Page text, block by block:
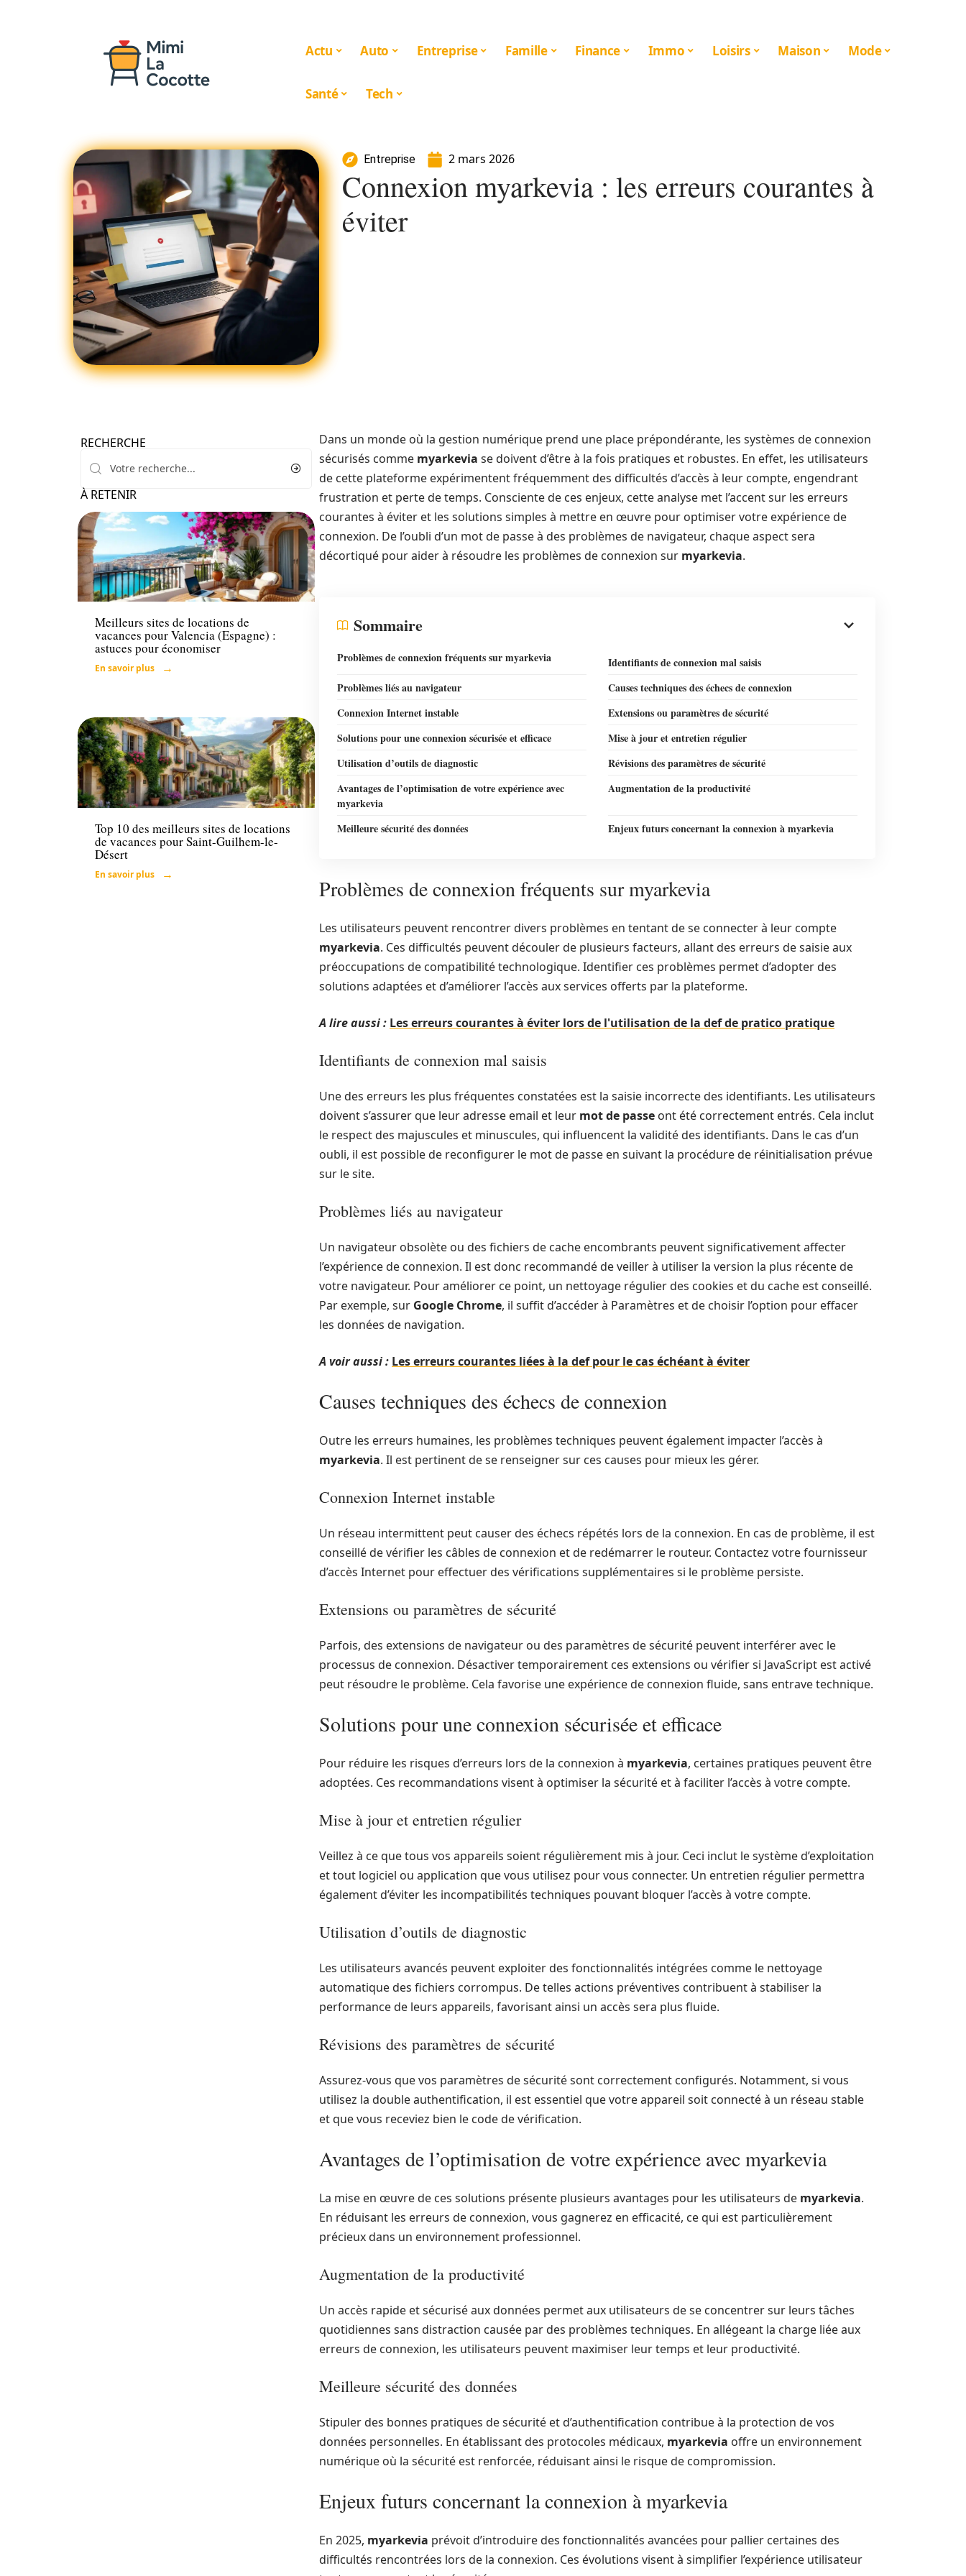
Actu Auto Entreprise Famille Finance Immo Loisirs Maison Mode
Santé Tech
Entreprise 2 mars 2026
Connexion myarkevia : les erreurs courantes à
éviter
RECHERCHE
À RETENIR
Loisirs
Meilleurs sites de locations de
vacances pour Valencia (Espagne) :
astuces pour économiser
En savoir plus
Loisirs
Top 10 des meilleurs sites de locations
de vacances pour Saint-Guilhem-le-
Désert
En savoir plus
Dans un monde où la gestion numérique prend une place prépondérante, les systèmes de connexion
sécurisés comme myarkevia se doivent d’être à la fois pratiques et robustes. En effet, les utilisateurs
de cette plateforme expérimentent fréquemment des difficultés d’accès à leur compte, engendrant
frustration et perte de temps. Consciente de ces enjeux, cette analyse met l’accent sur les erreurs
courantes à éviter et les solutions simples à mettre en œuvre pour optimiser votre expérience de
connexion. De l’oubli d’un mot de passe à des problèmes de navigateur, chaque aspect sera
décortiqué pour aider à résoudre les problèmes de connexion sur myarkevia.
Sommaire
Problèmes de connexion fréquents sur myarkevia
Identifiants de connexion mal saisis
Problèmes liés au navigateur
Causes techniques des échecs de connexion
Connexion Internet instable
Extensions ou paramètres de sécurité
Solutions pour une connexion sécurisée et efficace
Mise à jour et entretien régulier
Utilisation d’outils de diagnostic
Révisions des paramètres de sécurité
Avantages de l’optimisation de votre expérience avec
myarkevia
Augmentation de la productivité
Meilleure sécurité des données Enjeux futurs concernant la connexion à myarkevia
Problèmes de connexion fréquents sur myarkevia
Les utilisateurs peuvent rencontrer divers problèmes en tentant de se connecter à leur compte
myarkevia. Ces difficultés peuvent découler de plusieurs facteurs, allant des erreurs de saisie aux
préoccupations de compatibilité technologique. Identifier ces problèmes permet d’adopter des
solutions adaptées et d’améliorer l’accès aux services offerts par la plateforme.
A lire aussi : Les erreurs courantes à éviter lors de l'utilisation de la def de pratico pratique
Identifiants de connexion mal saisis
Une des erreurs les plus fréquentes constatées est la saisie incorrecte des identifiants. Les utilisateurs
doivent s’assurer que leur adresse email et leur mot de passe ont été correctement entrés. Cela inclut
le respect des majuscules et minuscules, qui influencent la validité des identifiants. Dans le cas d’un
oubli, il est possible de reconfigurer le mot de passe en suivant la procédure de réinitialisation prévue
sur le site.
Problèmes liés au navigateur
Un navigateur obsolète ou des fichiers de cache encombrants peuvent significativement affecter
l’expérience de connexion. Il est donc recommandé de veiller à utiliser la version la plus récente de
votre navigateur. Pour améliorer ce point, un nettoyage régulier des cookies et du cache est conseillé.
Par exemple, sur Google Chrome, il suffit d’accéder à Paramètres et de choisir l’option pour effacer
les données de navigation.
A voir aussi : Les erreurs courantes liées à la def pour le cas échéant à éviter
Causes techniques des échecs de connexion
Outre les erreurs humaines, les problèmes techniques peuvent également impacter l’accès à
myarkevia. Il est pertinent de se renseigner sur ces causes pour mieux les gérer.
Connexion Internet instable
Un réseau intermittent peut causer des échecs répétés lors de la connexion. En cas de problème, il est
conseillé de vérifier les câbles de connexion et de redémarrer le routeur. Contactez votre fournisseur
d’accès Internet pour effectuer des vérifications supplémentaires si le problème persiste.
Extensions ou paramètres de sécurité
Parfois, des extensions de navigateur ou des paramètres de sécurité peuvent interférer avec le
processus de connexion. Désactiver temporairement ces extensions ou vérifier si JavaScript est activé
peut résoudre le problème. Cela favorise une expérience de connexion fluide, sans entrave technique.
Solutions pour une connexion sécurisée et efficace
Pour réduire les risques d’erreurs lors de la connexion à myarkevia, certaines pratiques peuvent être
adoptées. Ces recommandations visent à optimiser la sécurité et à faciliter l’accès à votre compte.
Mise à jour et entretien régulier
Veillez à ce que tous vos appareils soient régulièrement mis à jour. Ceci inclut le système d’exploitation
et tout logiciel ou application que vous utilisez pour vous connecter. Un entretien régulier permettra
également d’éviter les incompatibilités techniques pouvant bloquer l’accès à votre compte.
Utilisation d’outils de diagnostic
Les utilisateurs avancés peuvent exploiter des fonctionnalités intégrées comme le nettoyage
automatique des fichiers corrompus. De telles actions préventives contribuent à stabiliser la
performance de leurs appareils, favorisant ainsi un accès sera plus fluide.
Révisions des paramètres de sécurité
Assurez-vous que vos paramètres de sécurité sont correctement configurés. Notamment, si vous
utilisez la double authentification, il est essentiel que votre appareil soit connecté à un réseau stable
et que vous receviez bien le code de vérification.
Avantages de l’optimisation de votre expérience avec myarkevia
La mise en œuvre de ces solutions présente plusieurs avantages pour les utilisateurs de myarkevia.
En réduisant les erreurs de connexion, vous gagnerez en efficacité, ce qui est particulièrement
précieux dans un environnement professionnel.
Augmentation de la productivité
Un accès rapide et sécurisé aux données permet aux utilisateurs de se concentrer sur leurs tâches
quotidiennes sans distraction causée par des problèmes techniques. En allégeant la charge liée aux
erreurs de connexion, les utilisateurs peuvent maximiser leur temps et leur productivité.
Meilleure sécurité des données
Stipuler des bonnes pratiques de sécurité et d’authentification contribue à la protection de vos
données personnelles. En établissant des protocoles médicaux, myarkevia offre un environnement
numérique où la sécurité est renforcée, réduisant ainsi le risque de compromission.
Enjeux futurs concernant la connexion à myarkevia
En 2025, myarkevia prévoit d’introduire des fonctionnalités avancées pour pallier certaines des
difficultés rencontrées lors de la connexion. Ces évolutions visent à simplifier l’expérience utilisateur